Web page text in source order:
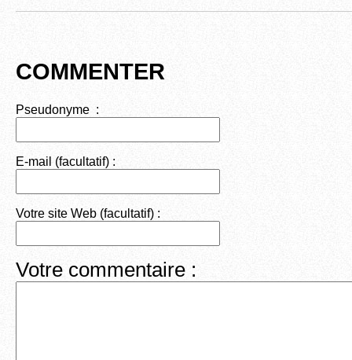
COMMENTER
Pseudonyme :
E-mail (facultatif) :
Votre site Web (facultatif) :
Votre commentaire :